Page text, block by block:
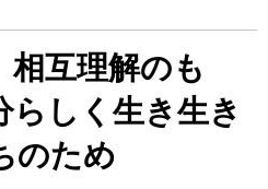
相互理解のも
らしく生き生き
のため